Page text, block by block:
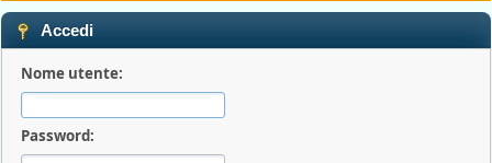
Accedi
Nome utente:
Password: